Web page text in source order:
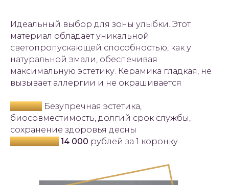
Идеальный выбор для зоны улыбки. Этот
материал обладает уникальной
светопропускающей способностью, как у
натуральной эмали, обеспечивая
максимальную эстетику. Керамика гладкая, не
вызывает аллергии и не окрашивается
Плюсы: Безупречная эстетика,
биосовместимость, долгий срок службы,
сохранение здоровья десны
Стоимость: 14 000 рублей за 1 коронку